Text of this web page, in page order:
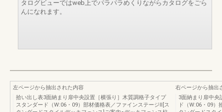
タログビューではweb上でパラパラめくりながらカタログをごら
んになれます。
左ページから抽出された内容
拾い出し表3面納まり扉中央設置［横張り］木質調格子タイプ
スタンダード（W:06・09）部材価格表／ファインステージⅡ[ス
右ページから抽出
3面納まり扉中
ド（W:06・09